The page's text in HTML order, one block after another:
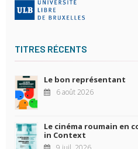
TITRES RÉCENTS
Le bon représentant
6 août 2026
Le cinéma roumain en
in Context
9 juil. 2026